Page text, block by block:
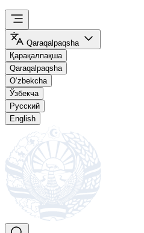
Qaraqalpaqsha
Қарақалпақша
Qaraqalpaqsha
O‘zbekcha
Ўзбекча
Русский
English